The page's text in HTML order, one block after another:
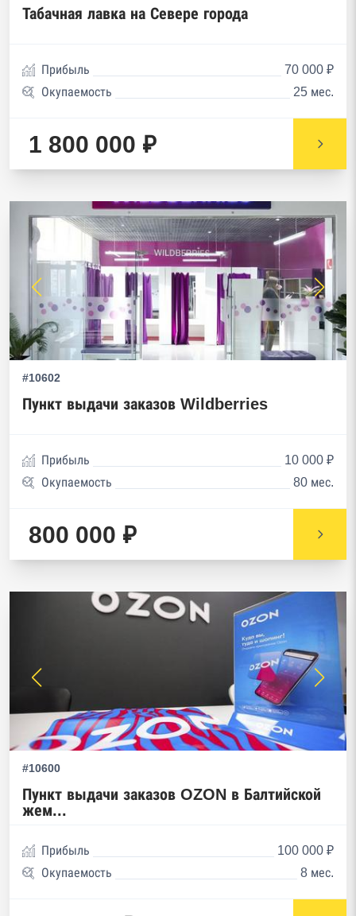
Табачная лавка на Севере города
Прибыль
70 000 ₽
Окупаемость
25 мес.
1 800 000 ₽
#10602
Пункт выдачи заказов Wildberries
Прибыль
10 000 ₽
Окупаемость
80 мес.
800 000 ₽
#10600
Пункт выдачи заказов OZON в Балтийской
жем...
Прибыль
100 000 ₽
Окупаемость
8 мес.